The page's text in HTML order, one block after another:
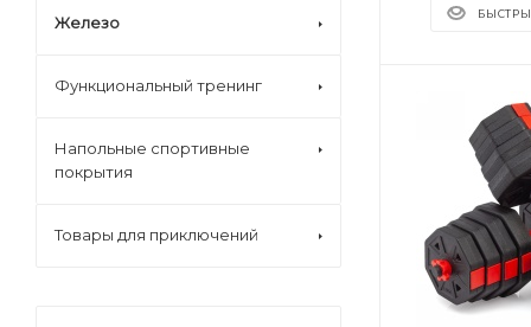
Железо
Функциональный тренинг
Напольные спортивные
покрытия
Товары для приключений